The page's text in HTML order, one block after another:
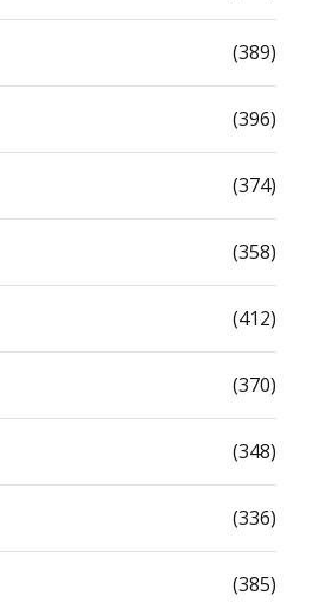
(389)
(396)
(374)
(358)
(412)
(370)
(348)
(336)
(385)